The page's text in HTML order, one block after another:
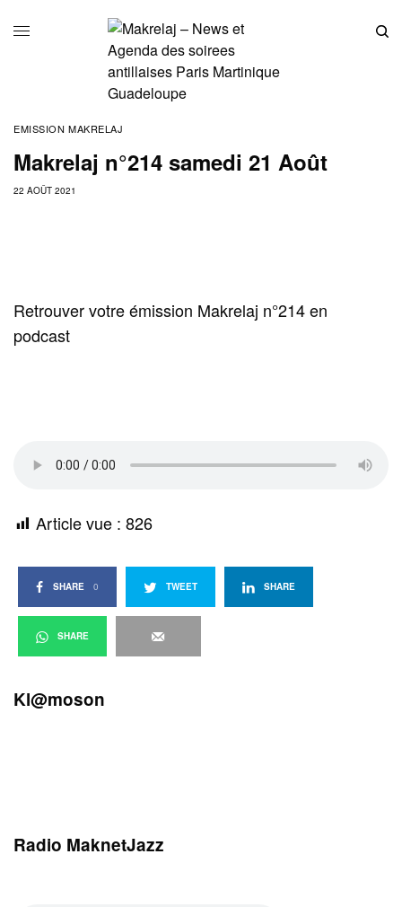
EMISSION MAKRELAJ
Makrelaj n°214 samedi 21 Août
22 AOÛT 2021
Retrouver votre émission Makrelaj n°214 en
podcast
Article vue : 826
SHARE 0 TWEET SHARE
SHARE
Kl@moson
Radio MaknetJazz